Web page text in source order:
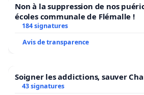
Non à la suppression de nos
écoles communale de Flémalle !
184 signatures
Avis de transparence
Soigner les addictions, sauver
43 signatures